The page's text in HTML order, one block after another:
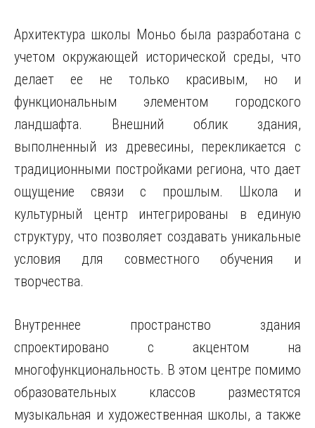
Архитектура школы Моньо была разработана с
учетом окружающей исторической среды, что
делает ее не только красивым, но и
функциональным элементом городского
ландшафта. Внешний облик здания,
выполненный из древесины, перекликается с
традиционными постройками региона, что дает
ощущение связи с прошлым. Школа и
культурный центр интегрированы в единую
структуру, что позволяет создавать уникальные
условия для совместного обучения и
творчества.
Внутреннее пространство здания
спроектировано с акцентом на
многофункциональность. В этом центре помимо
образовательных классов разместятся
музыкальная и художественная школы, а также